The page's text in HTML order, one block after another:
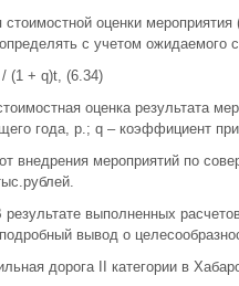
стоимостной оценки
с учетом ожидаемого
(1 + q)t, (6.34)
оценка результата
года, р.; q – коэффициент
внедрения мероприятий по
выполненных
вывод о
дорога II категории в